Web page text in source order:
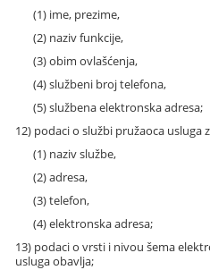
(1) ime, prezime,
(2) naziv funkcije,
(3) obim ovlašćenja,
(4) službeni broj telefona,
(5) službena elektronska adresa;
12) podaci o službi pružaoca usluga
(1) naziv službe,
(2) adresa,
(3) telefon,
(4) elektronska adresa;
13) podaci o vrsti i nivou šema
usluga obavlja;